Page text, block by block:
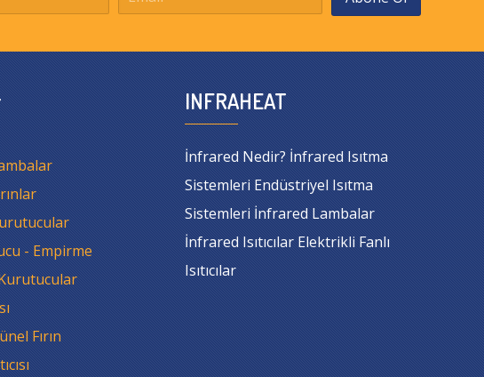
- Empirme
Fırın
INFRAHEAT
İnfrared Nedir? İnfrared Isıtma
Sistemleri Endüstriyel Isıtma
Sistemleri İnfrared Lambalar
İnfrared Isıtıcılar Elektrikli Fanlı
Isıtıcılar